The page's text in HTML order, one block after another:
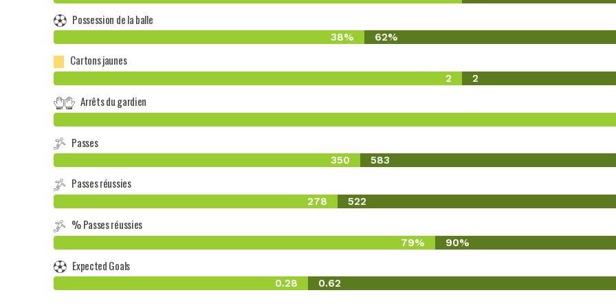
Possession de la balle
38% 62%
Cartons jaunes
2 2
Arrêts du gardien
Passes
350 583
Passes réussies
278 522
% Passes réussies
79% 90%
Expected Goals
0.28 0.62